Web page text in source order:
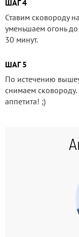
ШАГ 4
Ставим сковороду
уменьшаем огонь
30 минут.
ШАГ 5
По истечению
снимаем
аппетита! ;)